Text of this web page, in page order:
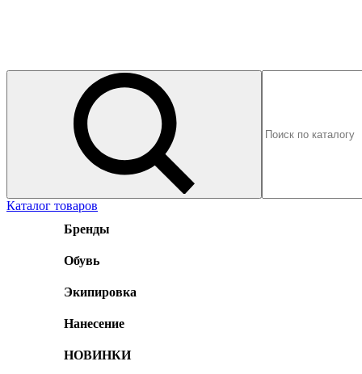
Каталог товаров
Бренды
Обувь
Экипировка
Нанесение
НОВИНКИ